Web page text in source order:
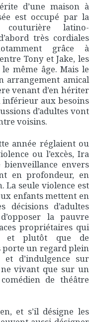
d’une maison à
est occupé par la
latino-
très cordiales
grâce à
Tony et Jake, les
même âge. Mais le
arrangement amical
venant d’en hériter
inférieur aux besoins
d’adultes vont
voisins.
année réglaient ou
ou l’excès, Ira
envers
en profondeur, en
La seule violence est
enfants mettent en
d’adultes
la pauvre
propriétaires qui
et plutôt que de
porte un regard plein
et d’indulgence sur
vivant que sur un
de théâtre
et s’il désigne les